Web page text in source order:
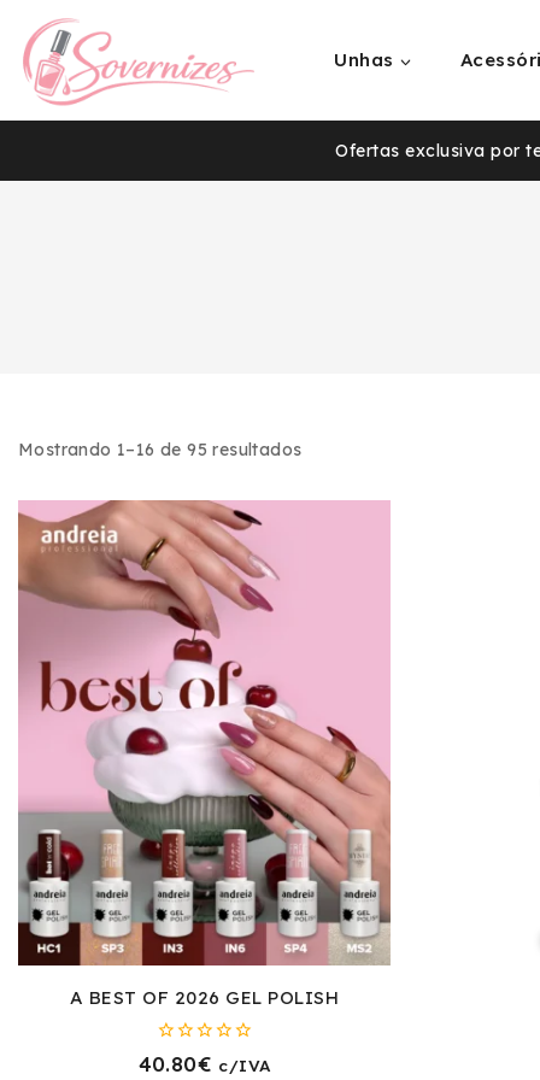
Unhas
Ofertas exclusiva por
Mostrando 1–16 de95 resultados
A BEST OF 2026 GEL POLISH
0
40.80€ c/IVA